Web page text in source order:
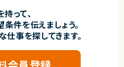
って、
件を伝えましょう。
仕事を探してきます。